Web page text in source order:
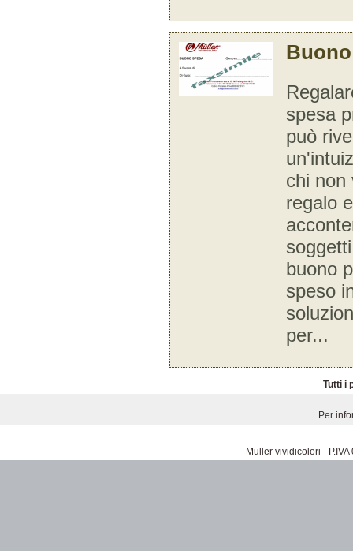
spesa
può
chi non
regalo
buono
speso
per...
Tutti i
Per
Muller vividicolori -